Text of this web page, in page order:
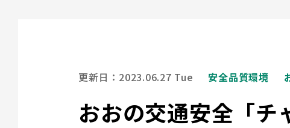
更新日：2023.06.27 Tue 安全品質環境
おおの交通安全「チ